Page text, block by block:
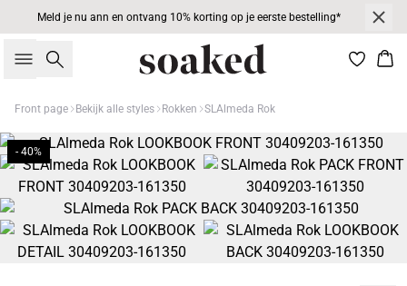
Meld je nu ann en ontvang 10% korting op je eerste bestelling*
Zoeken
Front page Bekijk alle styles Rokken SLAlmeda Rok
- 40%